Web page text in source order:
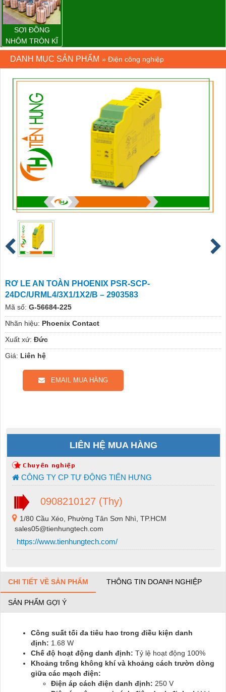
SỢI ĐỒNG
NHÔM TRÒN KĨ
THUẬT ĐIỆN
DANH MỤC SẢN PHẨM » Điện công nghiệp
RƠ LE AN TOÀN PHOENIX PSR-SCP-
24DC/URML4/3X1/1X2/B – 2903583
Mã số: G-56684-225
Nhãn hiệu: Phoenix Contact
Xuất xứ: Đức
Giá: Liên hệ
EMAIL MUA HÀNG
LIÊN HỆ MUA HÀNG
CÔNG TY CP TỰ ĐỘNG TIẾN HƯNG
0908210127 (Thy)
1/80 Cầu Xéo, Phường Tân Sơn Nhì, TP.HCM
sales05@tienhungtech.com
https://www.tienhungtech.com/
CHI TIẾT VỀ SẢN PHẨM THÔNG TIN DOANH NGHIỆP
SẢN PHẨM GỢI Ý
Công suất tối đa tiêu hao trong điều kiện danh
định: 1.68 W
Chế độ hoạt động danh định: Tỷ lệ hoạt động 100%
Khoảng trống không khí và khoảng cách trườn dòng
giữa các mạch điện:
Điện áp cách điện danh định: 250 V